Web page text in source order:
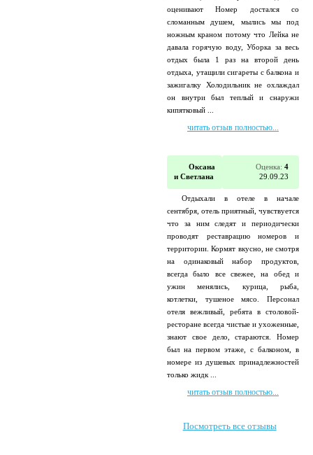
оценивают Номер достался со
сломанным душем, мылись мы под
ножным краном потому что Лейка не
давала горячую воду, Уборка за весь
отдых была 1 раз на второй день
отдыха, утащили сигареты с балкона и
зажигалку Холодильник не охлаждал
он внутри был теплый и снаружи
кипятковый ...
читать отзыв полностью...
Оксана
и Светлана
Оценка: 4
29.09.23
Отдыхали в отеле в начале
сентября, отель приятный, чувствуется
что за ним следят и периодически
проводят реставрацию номеров и
территории. Кормят вкусно, не смотря
на одинаковый набор продуктов,
всегда было все свежее, на обед и
ужин менялись, курица, рыба,
котлетки, тушеное мясо. Персонал
отеля вежливый, ребята в столовой-
ресторане всегда чистые и ухоженные,
знают свое дело, стараются. Номер
был на первом этаже, с балконом, в
номере из душевых принадлежностей
только жидк ...
читать отзыв полностью...
Посмотреть все отзывы